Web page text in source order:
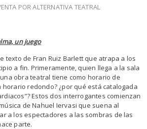
POR ALTERNATIVA TEATRAL
un juego
texto de Fran Ruiz Barlett que atrapa a los
a fin. Primeramente, quien llega a la sala
obra teatral tiene como horario de
horario redondo? ¿por qué está catalogada
Estos dos interrogantes comienzan
de Nahuel Iervasi que suena al
a los espectadores a las sombras de las
parte.